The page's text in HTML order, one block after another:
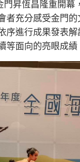
昇恆昌隆重開
者充分感受金門
序進行成果發表
等面向的亮眼成